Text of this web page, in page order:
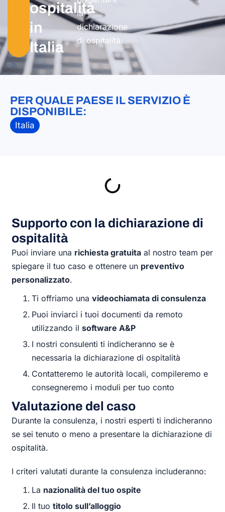
ospitalità
in
Italia
la
dichiarazione
di ospitalità.
PER QUALE PAESE IL SERVIZIO È
DISPONIBILE:
Italia
Supporto con la dichiarazione di
ospitalità
Puoi inviare una richiesta gratuita al nostro team per
spiegare il tuo caso e ottenere un preventivo
personalizzato.
Ti offriamo unavideochiamata di consulenza
Puoi inviarci i tuoi documenti da remoto
utilizzando ilsoftware A&P
I nostri consulenti ti indicheranno se è
necessaria la dichiarazione di ospitalità
Contatteremo le autorità locali, compileremo e
consegneremo i moduli per tuo conto
Valutazione del caso
Durante la consulenza, i nostri esperti ti indicheranno
se sei tenuto o meno a presentare la dichiarazione di
ospitalità.
I criteri valutati durante la consulenza includeranno:
La nazionalità del tuo ospite
Il tuotitolo sull’alloggio